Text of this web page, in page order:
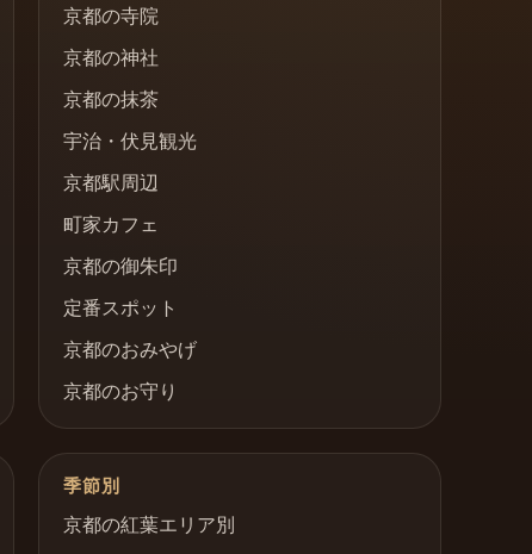
京都の寺院
京都の神社
京都の抹茶
宇治・伏見観光
京都駅周辺
町家カフェ
京都の御朱印
定番スポット
京都のおみやげ
京都のお守り
季節別
京都の紅葉エリア別